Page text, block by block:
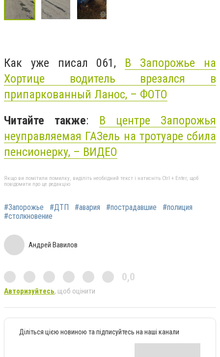
Как уже писал 061, В Запорожье на
Хортице водитель врезался в
припаркованный Ланос, – ФОТО
Читайте также: В центре Запорожья
неуправляемая ГАЗель на тротуаре сбила
пенсионерку, – ВИДЕО
Якщо ви помітили помилку, виділіть необхідний текст і натисніть Ctrl + Enter, щоб
повідомити про це редакцію
#Запорожье #ДТП #авария #пострадавшие
#полиция
#столкновение
Андрей Вавилов
0,0
Авторизуйтесь, щоб оцінити
Діліться цією новиною та підписуйтесь на наші канали